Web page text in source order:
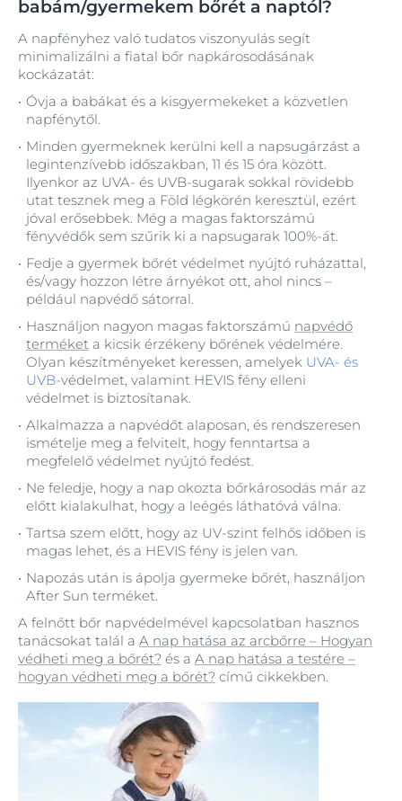
babám/gyermekem bőrét a naptól?
A napfényhez való tudatos viszonyulás segít
minimalizálni a fiatal bőr napkárosodásának
kockázatát:
Óvja a babákat és a kisgyermekeket a közvetlen
napfénytől.
Minden gyermeknek kerülni kell a napsugárzást a
legintenzívebb időszakban, 11 és 15 óra között.
Ilyenkor az UVA- és UVB-sugarak sokkal rövidebb
utat tesznek meg a Föld légkörén keresztül, ezért
jóval erősebbek. Még a magas faktorszámú
fényvédők sem szűrik ki a napsugarak 100%-át.
Fedje a gyermek bőrét védelmet nyújtó ruházattal,
és/vagy hozzon létre árnyékot ott, ahol nincs –
például napvédő sátorral.
Használjon nagyon magas faktorszámú napvédő
terméket a kicsik érzékeny bőrének védelmére.
Olyan készítményeket keressen, amelyek UVA- és
UVB-védelmet, valamint HEVIS fény elleni
védelmet is biztosítanak.
Alkalmazza a napvédőt alaposan, és rendszeresen
ismételje meg a felvitelt, hogy fenntartsa a
megfelelő védelmet nyújtó fedést.
Ne feledje, hogy a nap okozta bőrkárosodás már az
előtt kialakulhat, hogy a leégés láthatóvá válna.
Tartsa szem előtt, hogy az UV-szint felhős időben is
magas lehet, és a HEVIS fény is jelen van.
Napozás után is ápolja gyermeke bőrét, használjon
After Sun terméket.
A felnőtt bőr napvédelmével kapcsolatban hasznos
tanácsokat talál a A nap hatása az arcbőrre – Hogyan
védheti meg a bőrét? és a A nap hatása a testére –
hogyan védheti meg a bőrét? című cikkekben.